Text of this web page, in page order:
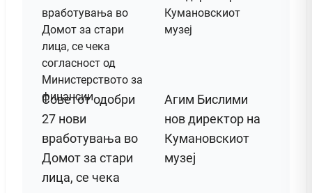
Советот одобри
27 нови
вработувања во
Домот за стари
лица, се чека
Агим Бислими
нов директор на
Кумановскиот
музеј